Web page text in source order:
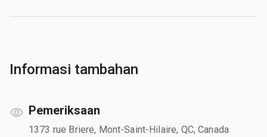
Informasi tambahan
Pemeriksaan
1373 rue Briere, Mont-Saint-Hilaire, QC, Canada